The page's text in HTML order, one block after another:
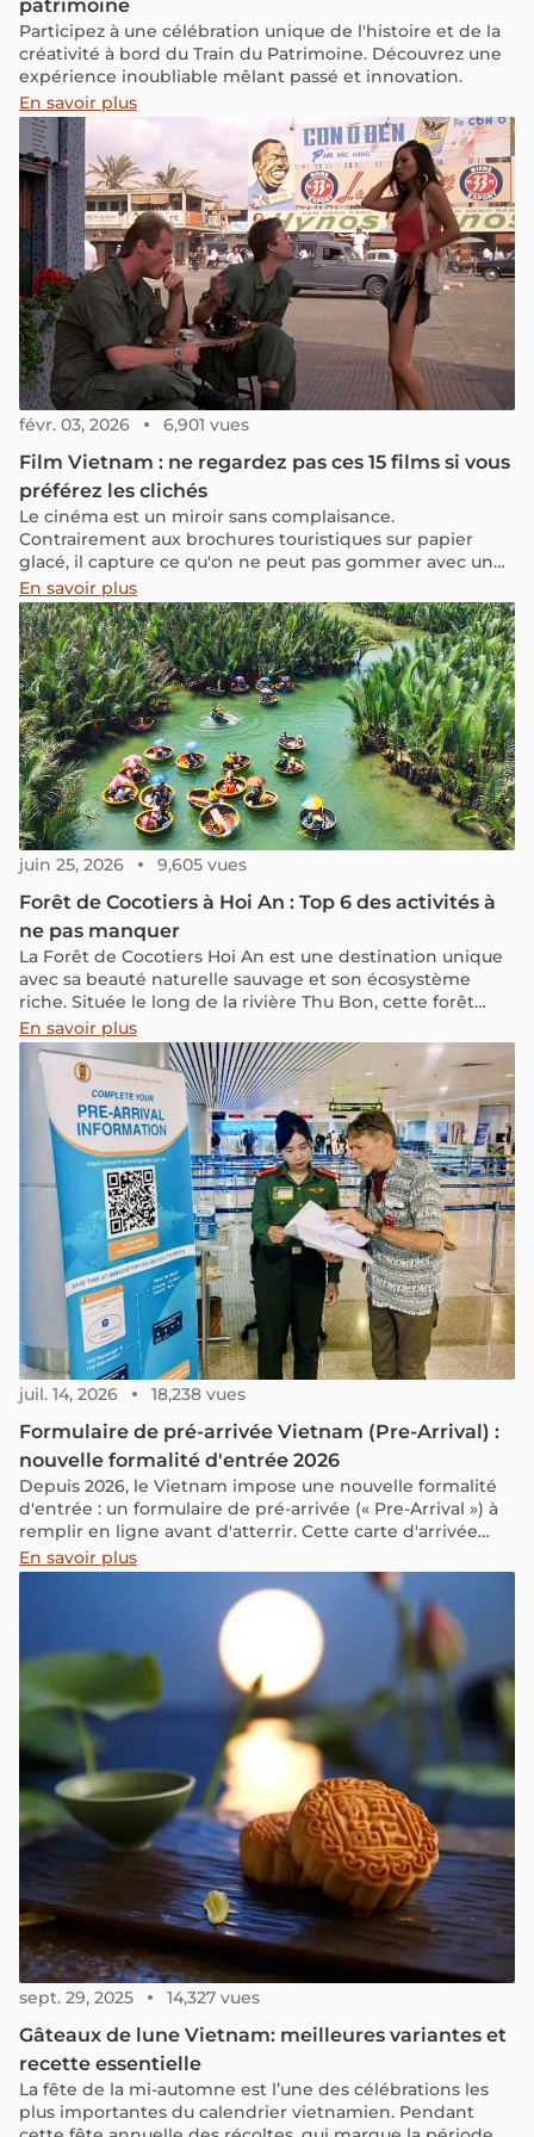
patrimoine
Participez à une célébration unique de l'histoire et de la
créativité à bord du Train du Patrimoine. Découvrez une
expérience inoubliable mêlant passé et innovation.
En savoir plus
févr. 03, 2026 6,901 vues
Film Vietnam : ne regardez pas ces 15 films si vous
préférez les clichés
Le cinéma est un miroir sans complaisance.
Contrairement aux brochures touristiques sur papier
glacé, il capture ce qu'on ne peut pas gommer avec un
filtre Instagram : les cicatrices invisibles de l'Histoire, la
moiteur étouffante des villes, les silences pesants des
traditions et la mélancolie féroce des jours de pluie.
En savoir plus
juin 25, 2026 9,605 vues
Forêt de Cocotiers à Hoi An : Top 6 des activités à
ne pas manquer
La Forêt de Cocotiers Hoi An est une destination unique
avec sa beauté naturelle sauvage et son écosystème
riche. Située le long de la rivière Thu Bon, cette forêt
offre une expérience de tourisme écologique captivante
avec ses bateaux en forme de panier, ses activités de
pêche et ses paysages paisibles. C'est l'endroit idéal pour
explorer la culture et la vie des habitants locaux.
En savoir plus
juil. 14, 2026 18,238 vues
Formulaire de pré-arrivée Vietnam (Pre-Arrival) :
nouvelle formalité d'entrée 2026
Depuis 2026, le Vietnam impose une nouvelle formalité
d'entrée : un formulaire de pré-arrivée (« Pre-Arrival ») à
remplir en ligne avant d'atterrir. Cette carte d'arrivée
électronique, aussi appelée déclaration de pré-arrivée
(système PAI), est gratuite, génère un QR code à
présenter à l'immigration et vise à accélérer le passage
En savoir plus
sept. 29, 2025 14,327 vues
Gâteaux de lune Vietnam: meilleures variantes et
recette essentielle
La fête de la mi-automne est l’une des célébrations les
plus importantes du calendrier vietnamien. Pendant